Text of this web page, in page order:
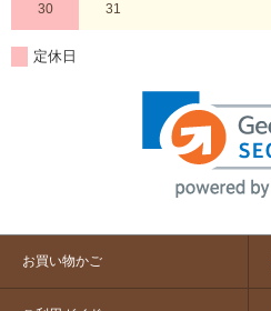
30 31
定休日
お買い物かご